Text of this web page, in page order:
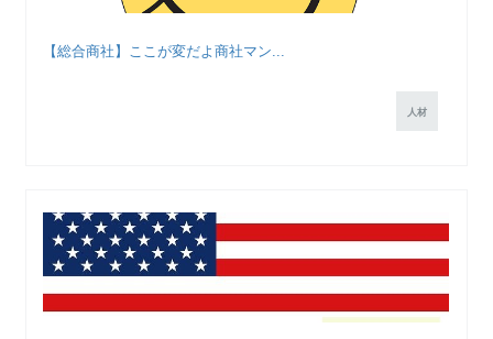
【総合商社】ここが変だよ商社マン...
人材